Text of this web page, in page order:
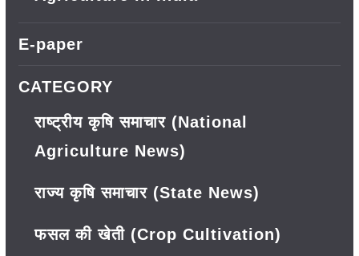
E-paper
CATEGORY
राष्ट्रीय कृषि समाचार (National
Agriculture News)
राज्य कृषि समाचार (State News)
फसल की खेती (Crop Cultivation)